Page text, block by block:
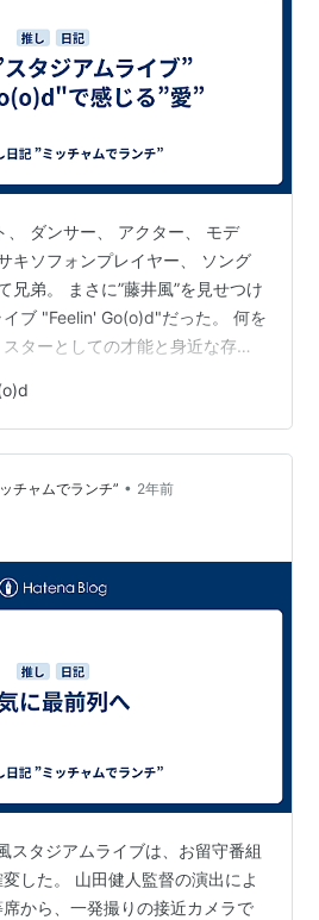
、 ダンサー、 アクター、 モデ
キソフォンプレイヤー、 ソング
兄弟。 まさに”藤井風”を見せつけ
ブ "Feelin' Go(o)d"だった。 何を
ターとしての才能と身近な存在
らも、絵に描いたような圧倒的な
く、人間的な親近感のようなも
の周りにはそんな彼の理解者がた
ショナルな仕事をしている。 そ
う人間性。 あー、言葉にしてし
チャムでランチ” • 2年前
スタジアムライブは、お留守番組
した。 山田健人監督の演出によ
から、一発撮りの接近カメラで